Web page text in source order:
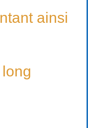
ainsi